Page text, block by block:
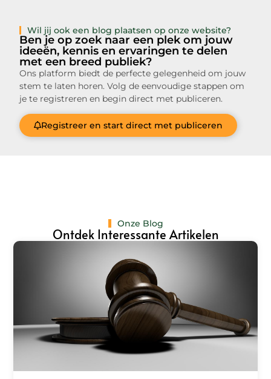
Wil jij ook een blog plaatsen op onze website?
Ben je op zoek naar een plek om jouw
ideeën, kennis en ervaringen te delen
met een breed publiek?
Ons platform biedt de perfecte gelegenheid om jouw
stem te laten horen. Volg de eenvoudige stappen om
je te registreren en begin direct met publiceren.
Registreer en start direct met publiceren
Onze Blog
Ontdek Interessante Artikelen